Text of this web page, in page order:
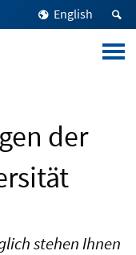
English
der
stehen Ihnen